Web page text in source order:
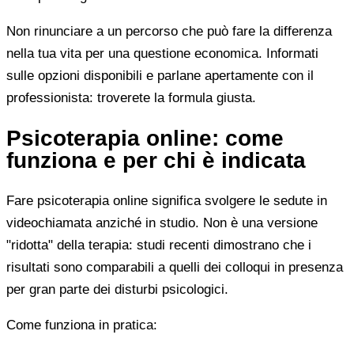
Non rinunciare a un percorso che può fare la differenza
nella tua vita per una questione economica. Informati
sulle opzioni disponibili e parlane apertamente con il
professionista: troverete la formula giusta.
Psicoterapia online: come
funziona e per chi è indicata
Fare psicoterapia online significa svolgere le sedute in
videochiamata anziché in studio. Non è una versione
"ridotta" della terapia: studi recenti dimostrano che i
risultati sono comparabili a quelli dei colloqui in presenza
per gran parte dei disturbi psicologici.
Come funziona in pratica: